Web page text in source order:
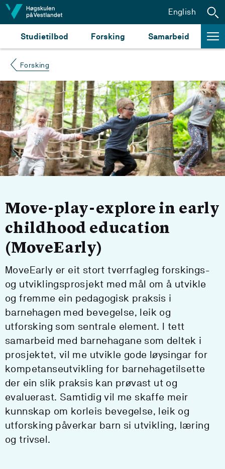
Hopp til innhald
Studietilbod Forsking Samarbeid
English
Forsking
Move-play-explore in early
childhood education
(MoveEarly)
MoveEarly er eit stort tverrfagleg forskings-
og utviklingsprosjekt med mål om å utvikle
og fremme ein pedagogisk praksis i
barnehagen med bevegelse, leik og
utforsking som sentrale element. I tett
samarbeid med barnehagane som deltek i
prosjektet, vil me utvikle gode løysingar for
kompetanseutvikling for barnehagetilsette
der ein slik praksis kan prøvast ut og
evaluerast. Samtidig vil me skaffe meir
kunnskap om korleis bevegelse, leik og
utforsking påverkar barn si utvikling, læring
og trivsel.